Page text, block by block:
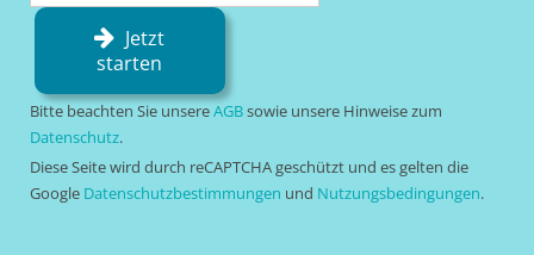
Jetzt
starten
Bitte beachten Sie unsereAGBsowie unsere Hinweise zum
Datenschutz.
Diese Seite wird durch reCAPTCHA geschützt und es gelten die
Google Datenschutzbestimmungen und Nutzungsbedingungen.